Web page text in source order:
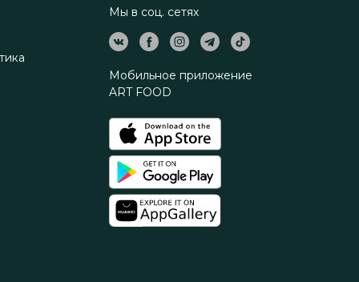
Мы в соц. сетях
Мобильное приложение
ART FOOD